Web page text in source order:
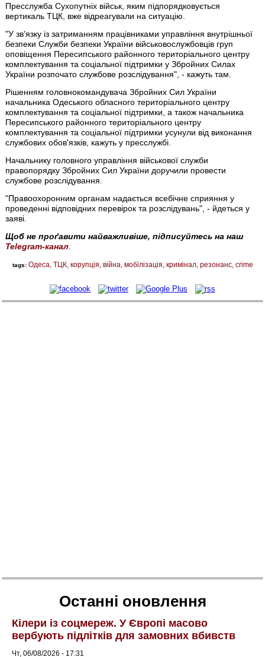
Пресслужба Сухопутніх військ, яким підпорядковується
вертикаль ТЦК, вже відреагували на ситуацію.
"У зв'язку із затриманням працівниками управління внутрішньої
безпеки Служби безпеки України військовослужбовців груп
оповіщення Пересипського районного територіального центру
комплектування та соціальної підтримки у Збройних Силах
України розпочато службове розслідування", - кажуть там.
Рішенням головнокомандувача Збройних Сил України
начальника Одеського обласного територіального центру
комплектування та соціальної підтримки, а також начальника
Пересипського районного територіального центру
комплектування та соціальної підтримки усунули від виконання
службових обов'язків, кажуть у пресслужбі.
Начальнику головного управління військової служби
правопорядку Збройних Сил України доручили провести
службове розслідування.
"Правоохоронним органам надається всебічне сприяння у
проведенні відповідних перевірок та розслідувань", - йдеться у
заяві.
Щоб не проґавити найважливіше, підписуйтесь на наш
Telegram-канал
tags:Одеса ТЦК корупція війна мобілізація кримінал резонанс crime
Останні оновлення
Кілери із соцмереж. У Європі масово
вербують підлітків для замовних вбивств
Чт, 06/08/2026 - 17:31